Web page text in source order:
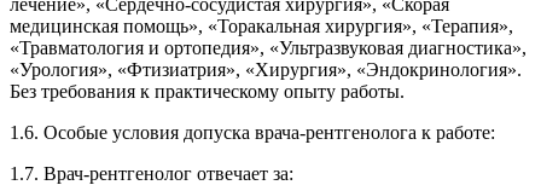
медицинская помощь», «Торакальная хирургия», «Терапия»,
«Травматология и ортопедия», «Ультразвуковая диагностика»,
«Урология», «Фтизиатрия», «Хирургия», «Эндокринология».
Без требования к практическому опыту работы.
1.6. Особые условия допуска врача-рентгенолога к работе:
1.7. Врач-рентгенолог отвечает за: